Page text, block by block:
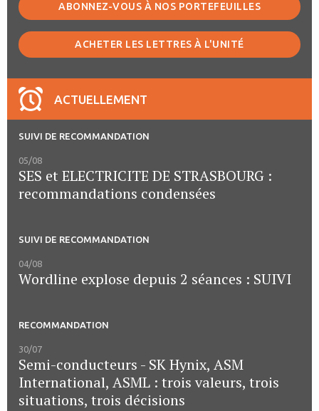
ABONNEZ-VOUS À NOS PORTEFEUILLES
ACHETER LES LETTRES À L'UNITÉ
ACTUELLEMENT
SUIVI DE RECOMMANDATION
05/08
SES et ELECTRICITE DE STRASBOURG :
recommandations condensées
SUIVI DE RECOMMANDATION
04/08
Wordline explose depuis 2 séances : SUIVI
RECOMMANDATION
30/07
Semi-conducteurs - SK Hynix, ASM
International, ASML : trois valeurs, trois
situations, trois décisions